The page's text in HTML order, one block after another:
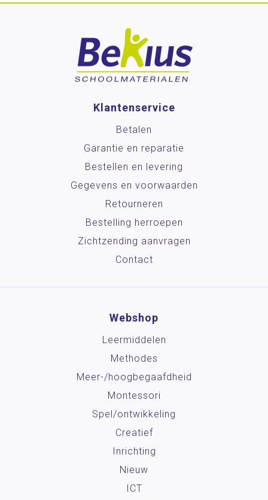
Klantenservice
Betalen
Garantie en reparatie
Bestellen en levering
Gegevens en voorwaarden
Retourneren
Bestelling herroepen
Zichtzending aanvragen
Contact
Webshop
Leermiddelen
Methodes
Meer-/hoog­begaafdheid
Montessori
Spel/ontwikkeling
Creatief
Inrichting
Nieuw
ICT